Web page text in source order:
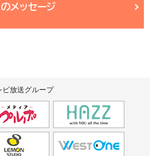
メッセージ
ビ放送グループ